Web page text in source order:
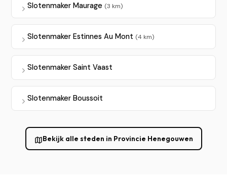
Slotenmaker Maurage (3 km)
Slotenmaker Estinnes Au Mont (4 km)
Slotenmaker Saint Vaast
Slotenmaker Boussoit
Bekijk alle steden in Provincie Henegouwen